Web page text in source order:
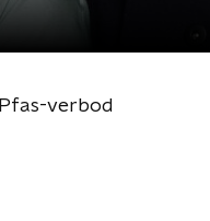
verbod